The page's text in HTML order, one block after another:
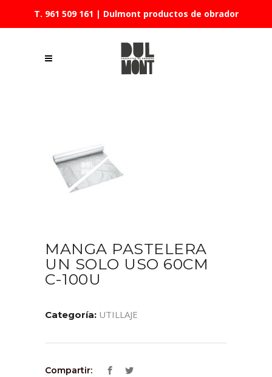
T. 961 509 161 | Dulmont productos de obrador
MANGA PASTELERA
UN SOLO USO 60CM
C-100U
Categoría: UTILLAJE
Compartir: